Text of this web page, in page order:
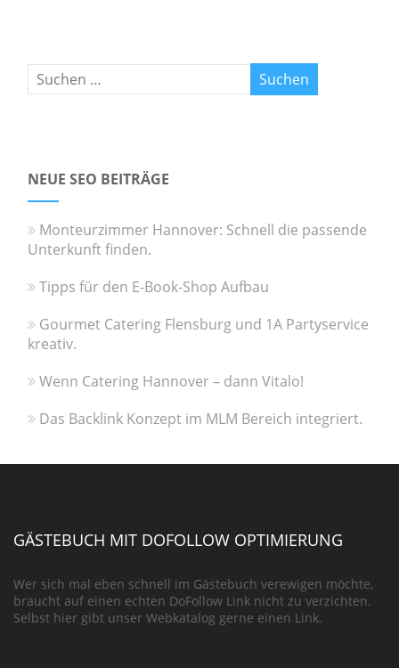
NEUE SEO BEITRÄGE
Monteurzimmer Hannover: Schnell die passende
Unterkunft finden.
Tipps für den E-Book-Shop Aufbau
Gourmet Catering Flensburg und 1A Partyservice
kreativ.
Wenn Catering Hannover – dann Vitalo!
Das Backlink Konzept im MLM Bereich integriert.
GÄSTEBUCH MIT DOFOLLOW OPTIMIERUNG
Wer sich mal eben schnell im Gästebuch verewigen möchte,
braucht auf einen echten DoFollow Link nicht zu verzichten.
Selbst hier gibt unser Webkatalog gerne einen Link.